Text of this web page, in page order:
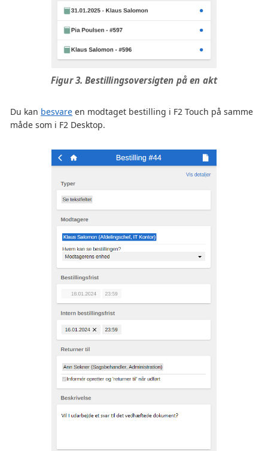
Figur 3. Bestillingsoversigten på en akt
Du kan besvare en modtaget bestilling i F2 Touch på samme
måde som i F2 Desktop.